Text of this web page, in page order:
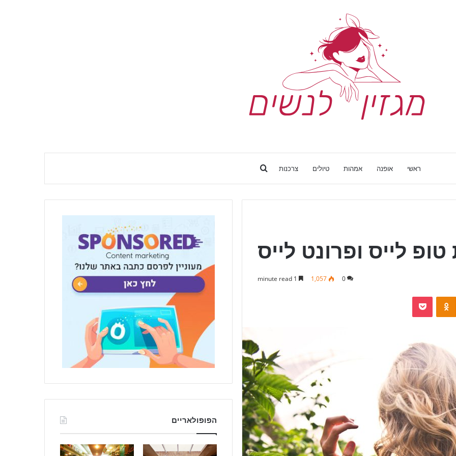
ראשי אופנה אמהות טיולים צרכנות
for
לייס ופרונט לייס
0
1,057
הפופולאריים